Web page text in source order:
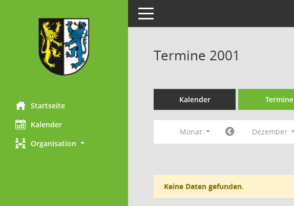
Startseite
Kalender
Organisation
Toggle navigation
Termine 2001
Kalender Termine
Monat Dezember
Keine Daten gefunden.